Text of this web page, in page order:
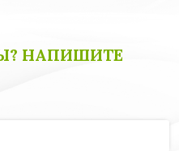
НАПИШИТЕ